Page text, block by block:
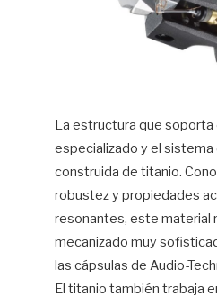
La estructura que
especializado y el
construida de titanio.
robustez y propiedades
resonantes, este material
mecanizado muy
las cápsulas de Audio-
El titanio también trabaja